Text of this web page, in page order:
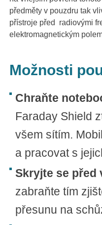
předměty v pouzdru tak
přístroje před radiovými
elektromagnetickým
Možnosti
Chraňte
Faraday Shield
všem sítím.
a pracovat s
Skryjte se před
zabraňte tím
přesunu na